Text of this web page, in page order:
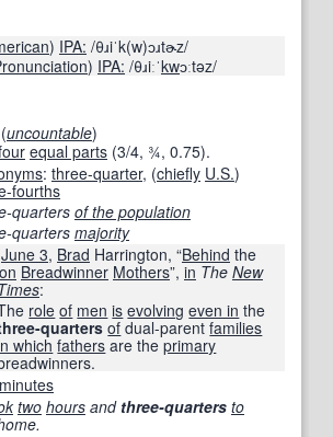
) IPA: /θɹiˈk(w)ɔɹtɚz/
) IPA: /θɹiːˈkwɔːtəz/
(uncountable)
equal parts (3/4, ¾, 0.75).
: three-quarter, (chiefly U.S.)
fourths
quarters of the population
quarters majority
June 3, Brad Harrington, “Behind the
Breadwinner Mothers”, in The New
‎:
role of men is evolving even in the
quarters of dual-parentfamilies
which fathers are theprimary
minutes
two hours and three-quarters to